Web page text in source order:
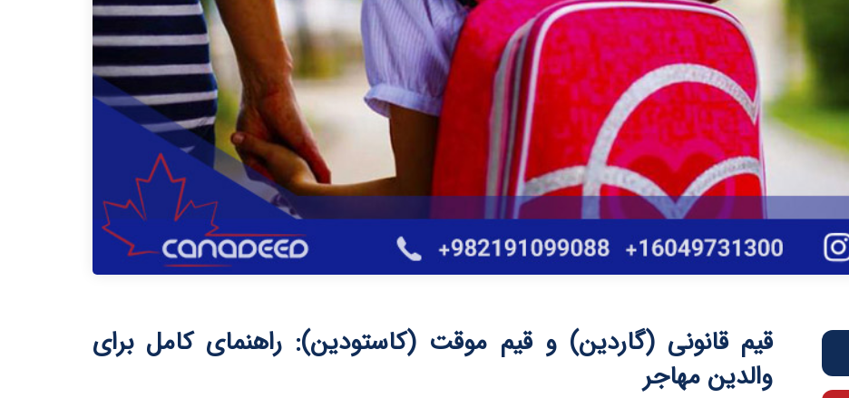
قیم قانونی (گاردین) و قیم موقت (کاستودین): راهنمای کامل برای
والدین مهاجر